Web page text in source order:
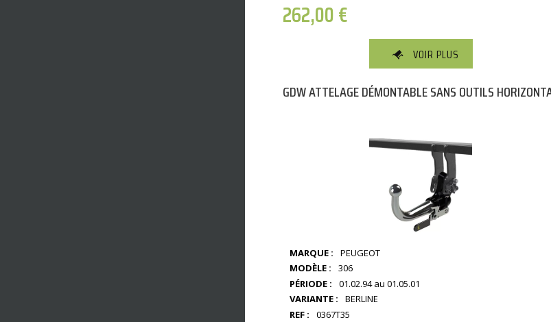
262,00€
VOIR PLUS
GDW ATTELAGE DÉMONTABLE SANS OUTILS
MARQUE :
PEUGEOT
MODÈLE :
306
PÉRIODE :
01.02.94 au 01.05.01
VARIANTE :
BERLINE
REF :
0367T35